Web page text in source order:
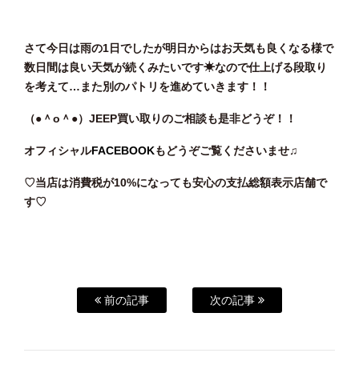
さて今日は雨の1日でしたが明日からはお天気も良くなる様で
数日間は良い天気が続くみたいです☀なので仕上げる段取り
を考えて…また別のパトリを進めていきます！！
（●＾o ＾●）JEEP買い取りのご相談も是非どうぞ！！
オフィシャルFACEBOOKもどうぞご覧くださいませ♫
♡当店は消費税が10%になっても安心の支払総額表示店舗で
す♡
前の記事 次の記事